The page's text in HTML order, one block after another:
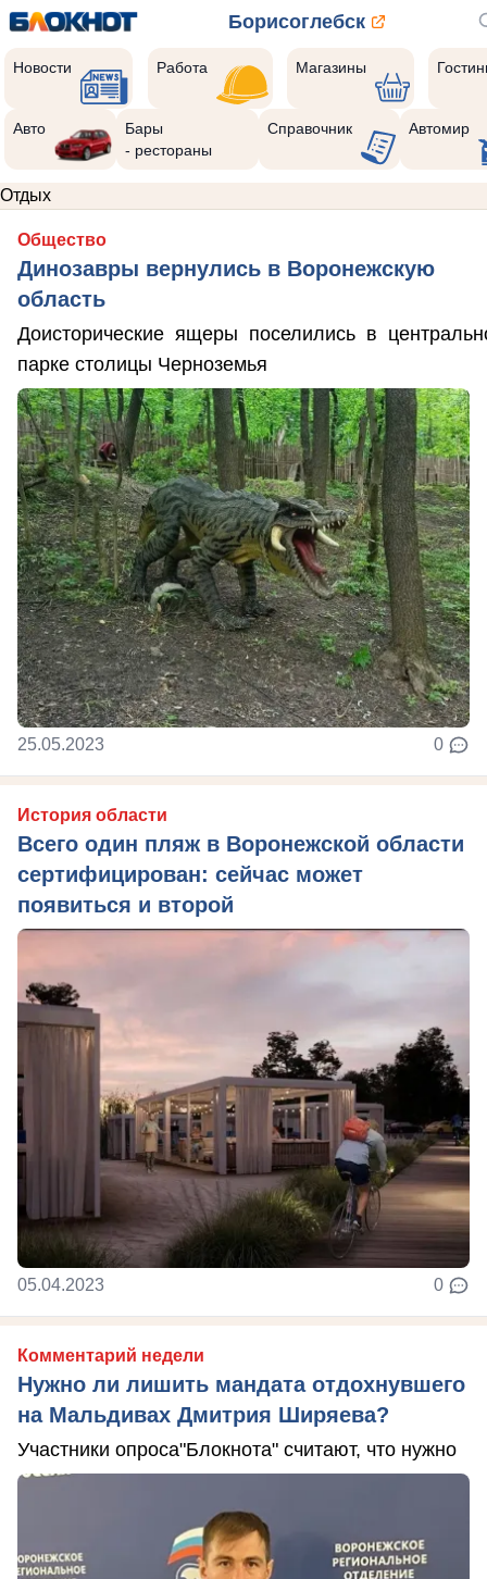
Борисоглебск
Новости Работа Магазины
Авто
Бары
- рестораны
Справочник Автомир
Отдых
Общество
Динозавры вернулись в Воронежскую
область
Доисторические ящеры поселились в
парке столицы Черноземья
25.05.2023 0
История области
Всего один пляж в Воронежской области
сертифицирован: сейчас может
появиться и второй
05.04.2023 0
Комментарий недели
Нужно ли лишить мандата отдохнувшего
на Мальдивах Дмитрия Ширяева?
Участники опроса"Блокнота" считают, что нужно